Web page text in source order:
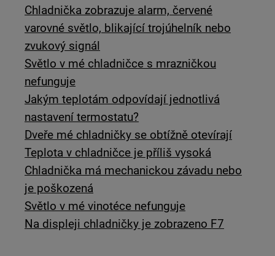
Chladnička zobrazuje alarm, červené
varovné světlo, blikající trojúhelník nebo
zvukový signál
Světlo v mé chladničce s mrazničkou
nefunguje
Jakým teplotám odpovídají jednotlivá
nastavení termostatu?
Dveře mé chladničky se obtížně otevírají
Teplota v chladničce je příliš vysoká
Chladnička má mechanickou závadu nebo
je poškozená
Světlo v mé vinotéce nefunguje
Na displeji chladničky je zobrazeno F7